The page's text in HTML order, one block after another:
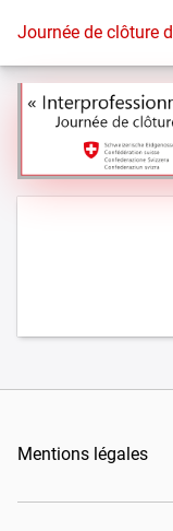
Vers la page
Journée de clôture
Mentions légales